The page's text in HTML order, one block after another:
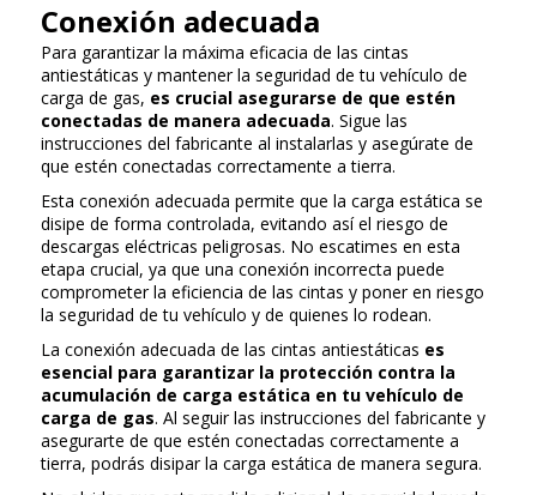
Conexión adecuada
Para garantizar la máxima eficacia de las cintas
antiestáticas y mantener la seguridad de tu vehículo de
carga de gas, es crucial asegurarse de que estén
conectadas de manera adecuada. Sigue las
instrucciones del fabricante al instalarlas y asegúrate de
que estén conectadas correctamente a tierra.
Esta conexión adecuada permite que la carga estática se
disipe de forma controlada, evitando así el riesgo de
descargas eléctricas peligrosas. No escatimes en esta
etapa crucial, ya que una conexión incorrecta puede
comprometer la eficiencia de las cintas y poner en riesgo
la seguridad de tu vehículo y de quienes lo rodean.
La conexión adecuada de las cintas antiestáticas es
esencial para garantizar la protección contra la
acumulación de carga estática en tu vehículo de
carga de gas. Al seguir las instrucciones del fabricante y
asegurarte de que estén conectadas correctamente a
tierra, podrás disipar la carga estática de manera segura.